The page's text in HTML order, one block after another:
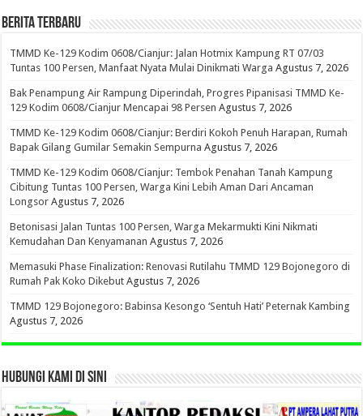
BERITA TERBARU
TMMD Ke-129 Kodim 0608/Cianjur: Jalan Hotmix Kampung RT 07/03
Tuntas 100 Persen, Manfaat Nyata Mulai Dinikmati Warga Agustus 7, 2026
Bak Penampung Air Rampung Diperindah, Progres Pipanisasi TMMD Ke-
129 Kodim 0608/Cianjur Mencapai 98 Persen Agustus 7, 2026
TMMD Ke-129 Kodim 0608/Cianjur: Berdiri Kokoh Penuh Harapan, Rumah
Bapak Gilang Gumilar Semakin Sempurna Agustus 7, 2026
TMMD Ke-129 Kodim 0608/Cianjur: Tembok Penahan Tanah Kampung
Cibitung Tuntas 100 Persen, Warga Kini Lebih Aman Dari Ancaman
Longsor Agustus 7, 2026
Betonisasi Jalan Tuntas 100 Persen, Warga Mekarmukti Kini Nikmati
Kemudahan Dan Kenyamanan Agustus 7, 2026
Memasuki Phase Finalization: Renovasi Rutilahu TMMD 129 Bojonegoro di
Rumah Pak Koko Dikebut Agustus 7, 2026
TMMD 129 Bojonegoro: Babinsa Kesongo ‘Sentuh Hati’ Peternak Kambing
Agustus 7, 2026
HUBUNGI KAMI DI SINI